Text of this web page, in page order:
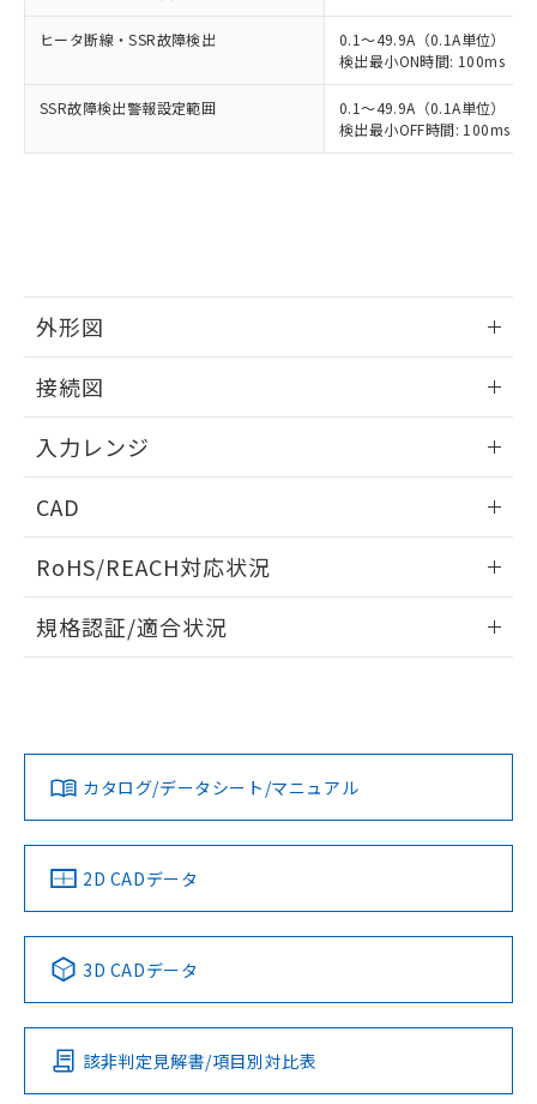
ヒータ断線・SSR故障検出
0.1～49.9A（0.1A単位）
検出最小ON時間: 100ms（
SSR故障検出警報設定範囲
0.1～49.9A（0.1A単位）
検出最小OFF時間: 100ms（
外形図
接続図
入力レンジ
CAD
ドすることができます。
ログイン/会員登録
ダウンロードデータをご利用いただく前に、以下を必ずお読
みください。
ソフトウェアの使用条件
RoHS/REACH対応状況
EU RoHS 注意事項・凡例
対応済み
中国 RoHS 注意事項・凡例
Pb Hg Cd Cr(VI)
O
規格認証/適合状況
LR型式承認
（イギリス
船舶規格）
DNV型式承認
（ノルウェー
BV型式承認
（フランス
KR型式
（韓国
Yes No No No
この製品の規格認証/適合状況ページへ
その他の認証はこちらのページからご検索ください
カタログ/データシート/マニュアル
2D CADデータ
3D CADデータ
該非判定見解書/項目別対比表